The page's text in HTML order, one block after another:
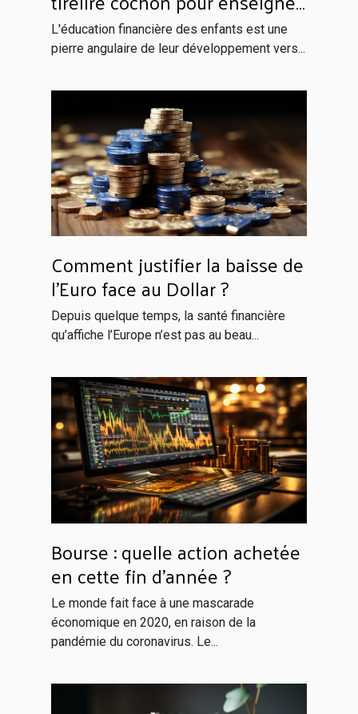
l'épargne aux enfants
L'éducation financière des enfants est une
pierre angulaire de leur développement vers...
Comment justifier la baisse de
l'Euro face au Dollar ?
Depuis quelque temps, la santé financière
qu’affiche l’Europe n’est pas au beau...
Bourse : quelle action achetée
en cette fin d’année ?
Le monde fait face à une mascarade
économique en 2020, en raison de la
pandémie du coronavirus. Le...